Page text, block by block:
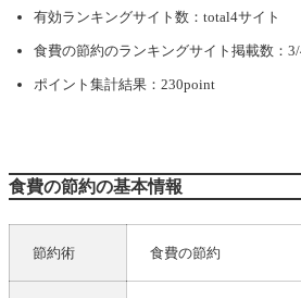
有効ランキングサイト数：total4サイト
食費の節約のランキングサイト掲載数：
ポイント集計結果：230point
食費の節約の基本情報
節約術 食費の節約